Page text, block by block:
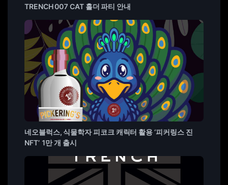
TRENCH 007 CAT 홀더 파티 안내
네오블럭스, 식물학자 피코크 캐릭터 활용 ‘피커링스 진
NFT’ 1만 개 출시